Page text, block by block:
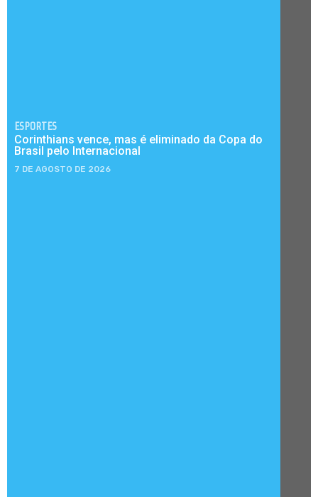
ESPORTES
Corinthians vence, mas é eliminado da Copa do
Brasil pelo Internacional
7 DE AGOSTO DE 2026